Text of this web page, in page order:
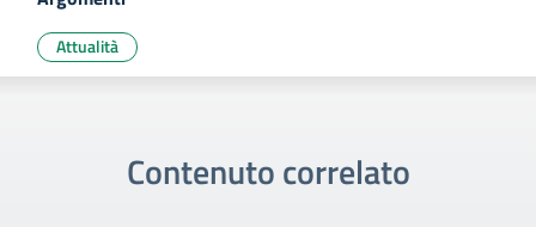
Attualità
Contenuto correlato